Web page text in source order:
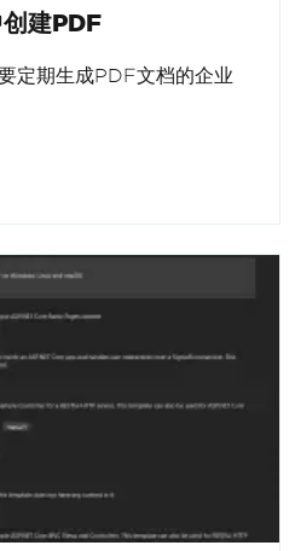
建PDF
定期生成PDF文档的企业